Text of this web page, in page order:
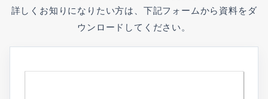
詳しくお知りになりたい方は、下記フォームから資料をダ
ウンロードしてください。